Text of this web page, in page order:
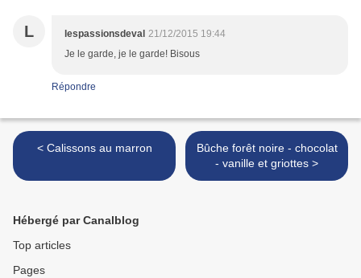
L lespassionsdeval 21/12/2015 19:44
Je le garde, je le garde! Bisous
Répondre
< Calissons au marron
Bûche forêt noire - chocolat
- vanille et griottes >
Hébergé par Canalblog
Top articles
Pages